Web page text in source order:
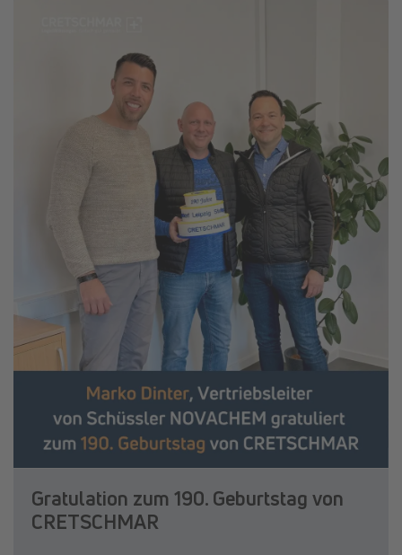
Gratulation zum 190. Geburtstag von
CRETSCHMAR